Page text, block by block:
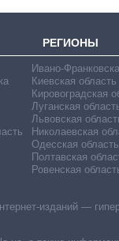
РЕГИОНЫ
Ивано-
Киевская область
Кировоградская
Луганская
Львовская
Николаевская
Одесская область
Полтавская
Ровенская
изданий —